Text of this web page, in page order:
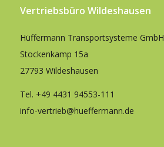
Vertriebsbüro Wildeshausen
Hüffermann Transportsysteme GmbH
Stockenkamp 15a
27793 Wildeshausen
Tel. +49 4431 94553-111
info-vertrieb@hueffermann.de